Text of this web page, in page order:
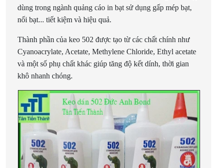
dùng trong ngành quảng cáo in bạt sử dụng gấp mép bạt,
nối bạt... tiết kiệm và hiệu quả.
Thành phần của keo 502 được tạo từ các chất chính như
Cyanoacrylate, Acetate, Methylene Chloride, Ethyl acetate
và một số phụ chất khác giúp tăng độ kết dính, thời gian
khô nhanh chóng.